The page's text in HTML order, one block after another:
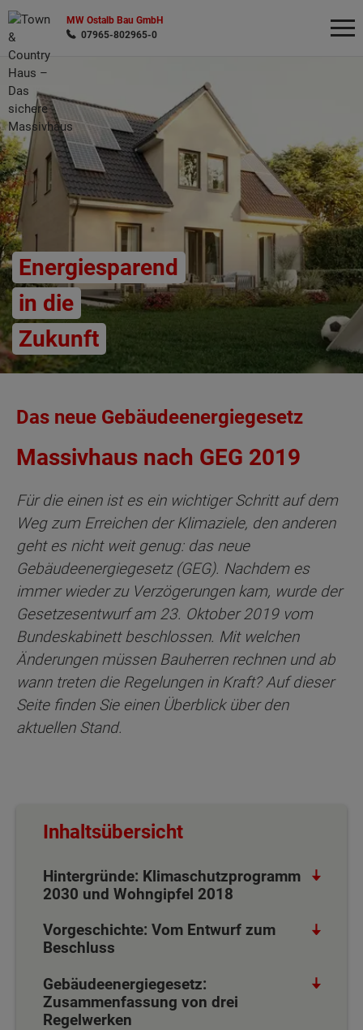
MW Ostalb Bau GmbH
07965-802965-0
Energiesparend
in die
Zukunft
Das neue Gebäudeenergiegesetz
Massivhaus nach GEG 2019
Für die einen ist es ein wichtiger Schritt auf dem
Weg zum Erreichen der Klimaziele, den anderen
geht es nicht weit genug: das neue
Gebäudeenergiegesetz (GEG). Nachdem es
immer wieder zu Verzögerungen kam, wurde der
Gesetzesentwurf am 23. Oktober 2019 vom
Bundeskabinett beschlossen. Mit welchen
Änderungen müssen Bauherren rechnen und ab
wann treten die Regelungen in Kraft? Auf dieser
Seite finden Sie einen Überblick über den
aktuellen Stand.
Inhaltsübersicht
Hintergründe: Klimaschutzprogramm
2030 und Wohngipfel 2018
Vorgeschichte: Vom Entwurf zum
Beschluss
Gebäudeenergiegesetz:
Zusammenfassung von drei
Regelwerken
Wonach möchten Sie suchen?